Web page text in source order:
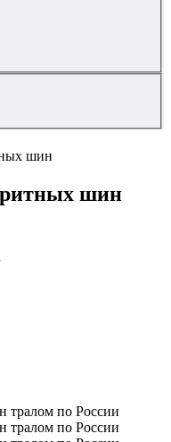
шин
шин